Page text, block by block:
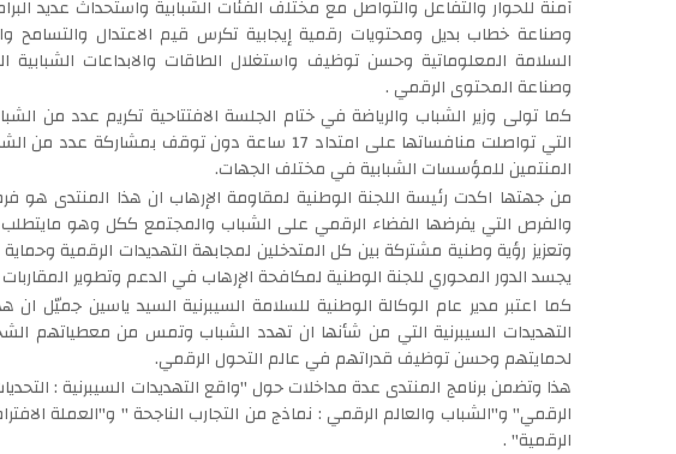
آمنة للحوار والتفاعل والتواصل مع مختلف الفئات الشبابية واستحداث عديد
وصناعة خطاب بديل ومحتويات رقمية إيجابية تكرس قيم الاعتدال والتسامح
السلامة المعلوماتية وحسن توظيف واستغلال الطاقات والابداعات الشبابية
وصناعة المحتوى الرقمي .
كما تولى وزير الشباب والرياضة في ختام الجلسة الافتتاحية تكريم عدد من
التي تواصلت منافساتها على امتداد 17 ساعة دون
المنتمين للمؤسسات الشبابية في مختلف الجهات.
من جهتها اكدت رئيسة اللجنة الوطنية لمقاومة الإرهاب ان هذا المنتدى هو
والفرص التي يفرضها الفضاء الرقمي على الشباب والمجتمع ككل وهو مايتطلب
وتعزيز رؤية وطنية مشتركة بين كل المتدخلين لمجابهة التهديدات الرقمية
يجسد الدور المحوري للجنة الوطنية لمكافحة الإرهاب في الدعم وتطوير
كما اعتبر مدير عام الوكالة الوطنية للسلامة السيبرنية السيد ياسين جميّل
التهديدات السيبرنية التي من شأنها ان تهدد الشباب وتمس من معطياتهم
لحمايتهم وحسن توظيف قدراتهم في عالم التحول الرقمي.
هذا وتضمن برنامج المنتدى عدة مداخلات حول "واقع التهديدات السيبرنية :
الرقمي" و"الشباب والعالم الرقمي : نماذج من التجارب الناجحة " و"العملة
الرقمية" .